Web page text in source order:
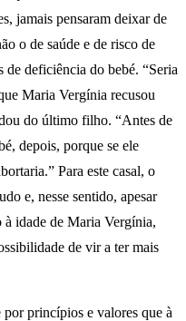
jamais pensaram deixar de
o de saúde e de risco de
deficiência do bebé. “Seria
Maria Vergínia recusou
do último filho. “Antes de
depois, porque se ele
Para este casal, o
e, nesse sentido, apesar
à idade de Maria Vergínia,
de vir a ter mais
princípios e valores que à